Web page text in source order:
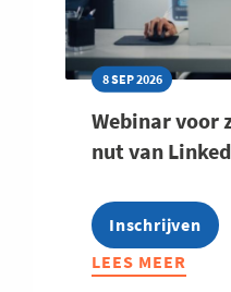
8 SEP 2026
Webinar voor
nut van
Inschrijven
LEES MEER
ABOUT